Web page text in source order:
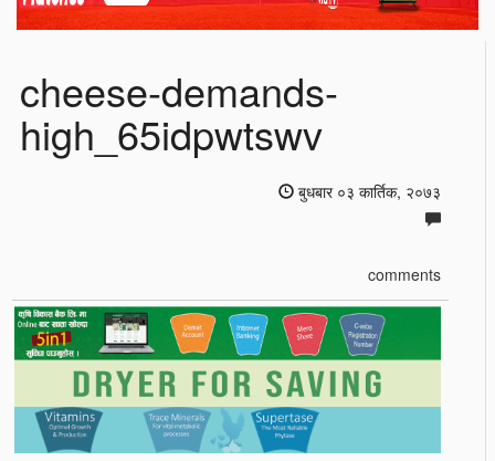
cheese-demands-
high_65idpwtswv
बुधबार ०३ कार्तिक, २०७३
comments